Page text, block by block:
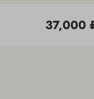
37,000